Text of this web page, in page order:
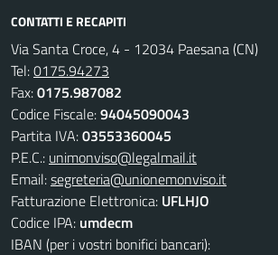
CONTATTI E RECAPITI
Via Santa Croce, 4 - 12034 Paesana (CN)
Tel:0175.94273
Fax:0175.987082
Codice Fiscale:94045090043
Partita IVA:03553360045
P.E.C.: unimonviso@legalmail.it
Email:segreteria@unionemonviso.it
Fatturazione Elettronica: UFLHJO
Codice IPA: umdecm
IBAN (per i vostri bonifici bancari):